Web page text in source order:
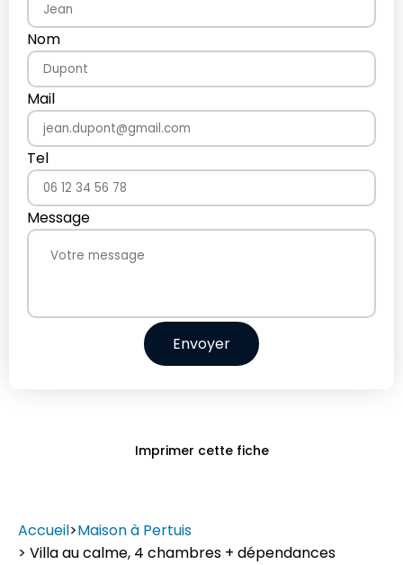
Nom
Mail
Tel
Message
Envoyer
Imprimer cette fiche
Accueil>Maison à Pertuis
> Villa au calme, 4 chambres + dépendances